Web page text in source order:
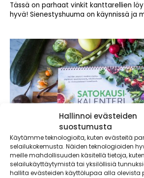
Hallinnoi evästeiden
suostumusta
Käytämme teknologioita, kuten evästeitä
selailukokemusta. Näiden teknologioiden
meille mahdollisuuden käsitellä tietoja, kuten
selailukäyttäytymistä tai yksilöllisiä
hallita evästeiden käyttölupaa alla olevista
Tässä on parhaat vinkit kanttarellien
hyvä! Sienestyshuuma on käynnissä ja